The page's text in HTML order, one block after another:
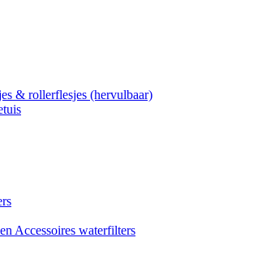
& rollerflesjes (hervulbaar)
Accessoires waterfilters